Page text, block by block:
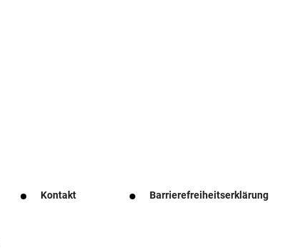
Kontakt Barrierefreiheitserklärung